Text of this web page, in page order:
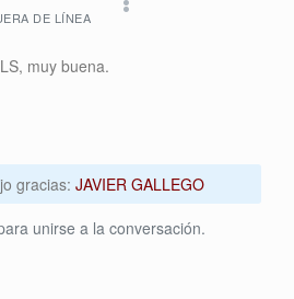
DE LÍNEA
muy buena.
gracias: JAVIER GALLEGO
unirse a la conversación.